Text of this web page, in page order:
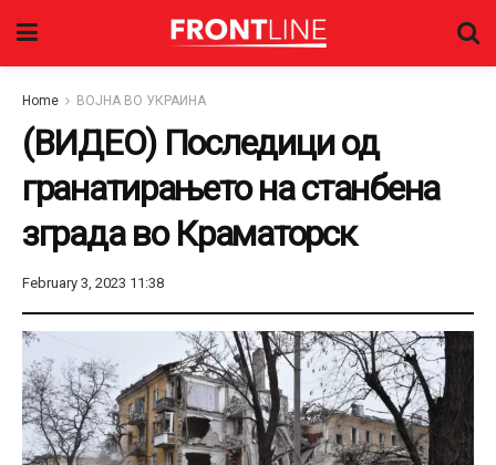
Home ВОЈНА ВО УКРАИНА
(ВИДЕО) Последици од
гранатирањето на станбена
зграда во Краматорск
February 3, 2023 11:38